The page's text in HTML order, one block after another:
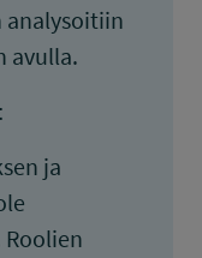
analysoitiin
avulla.
ja